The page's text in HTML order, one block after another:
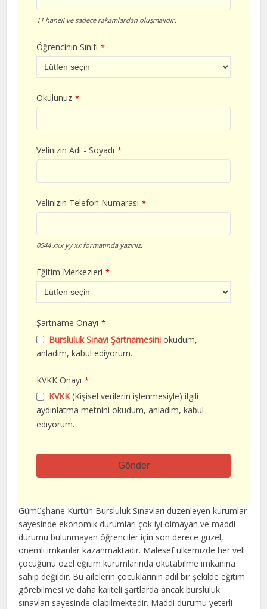
11 haneli ve sadece rakamlardan oluşmalıdır.
Öğrencinin Sınıfı *
Okulunuz *
Velinizin Adı - Soyadı *
Velinizin Telefon Numarası *
0544 xxx yy xx formatında yazınız.
Eğitim Merkezleri *
Şartname Onayı *
Bursluluk Sınavı Şartnamesini okudum,
anladım, kabul ediyorum.
KVKK Onayı *
KVKK(Kişisel verilerin işlenmesiyle) ilgili
aydınlatma metnini okudum, anladım, kabul
ediyorum.
Gönder
alan
boş
bırakılmalıdır
Gümüşhane Kürtün Bursluluk Sınavları düzenleyen kurumlar
sayesinde ekonomik durumları çok iyi olmayan ve maddi
durumu bulunmayan öğrenciler için son derece güzel,
önemli imkanlar kazanmaktadır. Malesef ülkemizde her veli
çocuğunu özel eğitim kurumlarında okutabilme imkanına
sahip değildir. Bu ailelerin çocuklarının adil bir şekilde eğitim
görebilmesi ve daha kaliteli şartlarda ancak bursluluk
sınavları sayesinde olabilmektedir. Maddi durumu yeterli